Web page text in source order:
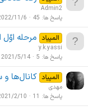
Admin2
پاسخ ها 45
11/6
المپیاد مرحله اوّل
y.k.yassi
پاسخ ها 5
2021/5/14
المپیاد کانال‌ها
مهدی
پاسخ ها
11
2/10